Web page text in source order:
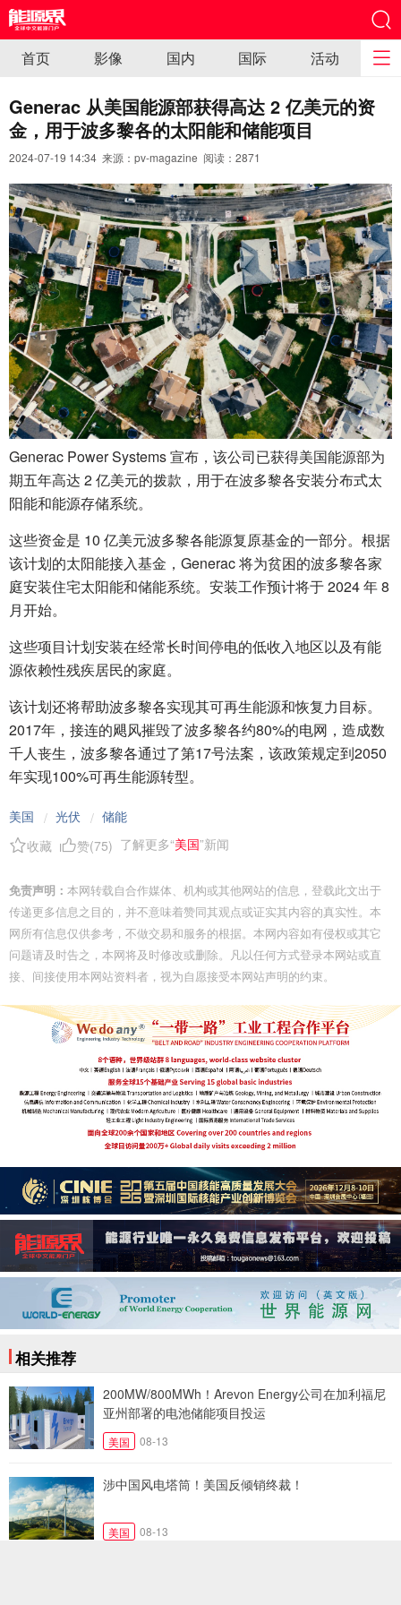
首页 影像 国内 国际 活动
Generac 从美国能源部获得高达 2 亿美元的资
金，用于波多黎各的太阳能和储能项目
2024-07-19 14:34 来源：pv-magazine 阅读： 2871
Generac Power Systems 宣布，该公司已获得美国能源部为
期五年高达 2 亿美元的拨款，用于在波多黎各安装分布式太
阳能和能源存储系统。
这些资金是 10 亿美元波多黎各能源复原基金的一部分。根据
该计划的太阳能接入基金，Generac 将为贫困的波多黎各家
庭安装住宅太阳能和储能系统。安装工作预计将于 2024 年 8
月开始。
这些项目计划安装在经常长时间停电的低收入地区以及有能
源依赖性残疾居民的家庭。
该计划还将帮助波多黎各实现其可再生能源和恢复力目标。
2017年，接连的飓风摧毁了波多黎各约80%的电网，造成数
千人丧生，波多黎各通过了第17号法案，该政策规定到2050
年实现100%可再生能源转型。
美国 / 光伏 / 储能
收藏
赞(75) 了解更多“美国”新闻
免责声明： 本网转载自合作媒体、机构或其他网站的信息，登载此文出于
传递更多信息之目的，并不意味着赞同其观点或证实其内容的真实性。本
网所有信息仅供参考，不做交易和服务的根据。本网内容如有侵权或其它
问题请及时告之，本网将及时修改或删除。凡以任何方式登录本网站或直
接、间接使用本网站资料者，视为自愿接受本网站声明的约束。
相关推荐
200MW/800MWh！Arevon Energy公司在加利福尼
亚州部署的电池储能项目投运​
美国 08-13
涉中国风电塔筒！美国反倾销终裁！
美国 08-13